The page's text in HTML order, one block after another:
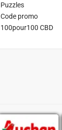
Puzzles
Code promo
100pour100 CBD